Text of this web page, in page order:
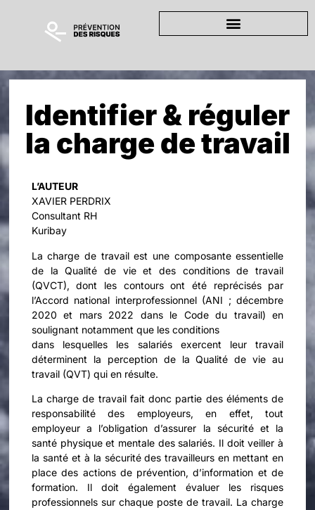
Identifier & réguler
la charge de travail
L’AUTEUR
XAVIER PERDRIX
Consultant RH
Kuribay
La charge de travail est une composante essentielle
de la Qualité de vie et des conditions de travail
(QVCT), dont les contours ont été reprécisés par
l’Accord national interprofessionnel (ANI ; décembre
2020 et mars 2022 dans le Code du travail) en
soulignant notamment que les conditions
dans lesquelles les salariés exercent leur travail
déterminent la perception de la Qualité de vie au
travail (QVT) qui en résulte.
La charge de travail fait donc partie des éléments de
responsabilité des employeurs, en effet, tout
employeur a l’obligation d’assurer la sécurité et la
santé physique et mentale des salariés. Il doit veiller à
la santé et à la sécurité des travailleurs en mettant en
place des actions de prévention, d’information et de
formation. Il doit également évaluer les risques
professionnels sur chaque poste de travail. La charge